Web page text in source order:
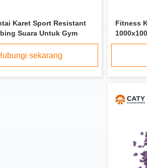
Karet Sport Resistant
Suara Untuk Gym
sekarang
Fitness
Untuk
Karet Daun Daun Daun Daun Daun